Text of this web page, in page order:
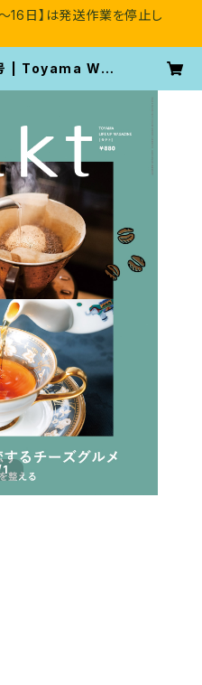
16日】は発送作業を停止し
| Toyama Wo